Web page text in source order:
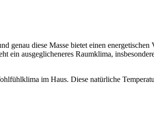
genau diese Masse bietet einen
ein ausgeglicheneres Raumklima,
im Haus. Diese natürliche